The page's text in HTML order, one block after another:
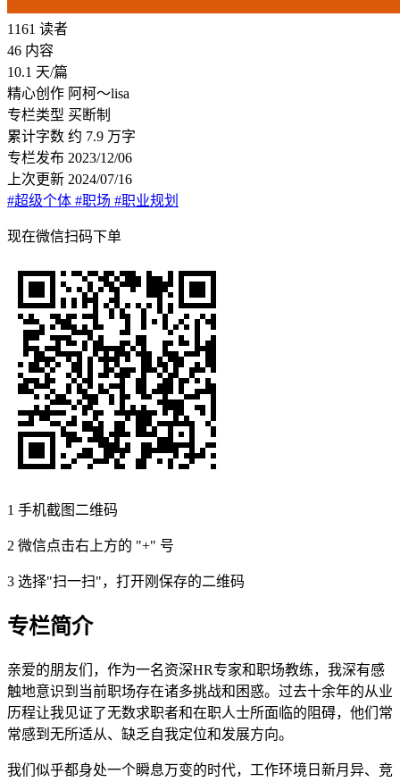
1161 读者
46 内容
10.1 天/篇
精心创作 阿柯～lisa
专栏类型 买断制
累计字数 约 7.9 万字
专栏发布 2023/12/06
上次更新 2024/07/16
#超级个体 #职场 #职业规划
现在微信扫码下单
1 手机截图二维码
2 微信点击右上方的 "+" 号
3 选择"扫一扫"，打开刚保存的二维码
专栏简介
亲爱的朋友们，作为一名资深HR专家和职场教练，我深有感
触地意识到当前职场存在诸多挑战和困惑。过去十余年的从业
历程让我见证了无数求职者和在职人士所面临的阻碍，他们常
常感到无所适从、缺乏自我定位和发展方向。
我们似乎都身处一个瞬息万变的时代，工作环境日新月异、竞